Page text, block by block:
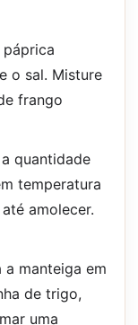
páprica
o sal. Misture
frango
quantidade
temperatura
amolecer.
manteiga em
de trigo,
uma